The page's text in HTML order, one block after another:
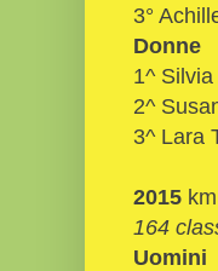
3°
Donne
1^
2^
3^ Lara
2015
164
Uomini